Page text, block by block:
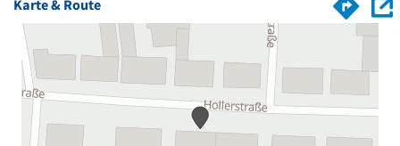
Karte & Route